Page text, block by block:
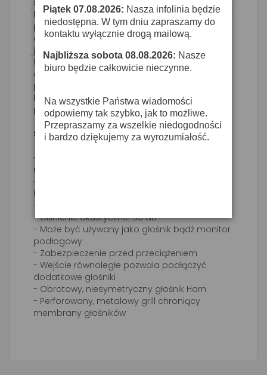
serii EUROLIVE. Posiadając zasób 800-Watt.
Może być wykorzystany jak głośnik, lub monitor
podłogowy. Głośnik Horn ma możliwość
obrotu, dzięki czemu możemy dostosować
jego parametry do trybu pracy
(pionowo/poziomo). Głośnik wytwarza
ciśnienie akustyczne do 95 dB i szerokie
pasmo przenoszenia dźwięku 50 Hz – 18 kHz. W
kolumnie wbudowane również zabezpieczenie
przeciw przepięciowe.
Specyfikacja:
- Wysokiej wydajności 800-Watt głośnik o 12’
membranie
- Szerokie pasmo przenoszenia (50 Hz – 18 kHz
(-10dB)
- Impedancja 8 Ohm
- Ciśnienie akustyczne: 95 dB
- Może być używany jako głośnik bądź monitor
podłogowy
- Zabezpieczenie przed przeciążeniem
- Wejście równoległe pozwala podłączyć
dodatkowe głośniki
- Obrotowy, niesymetryczny głośnik Horn
- Perforowany, metalowy grill chroniący
membrany głośników
· Piątek 07.08.2026: Nasza infolinia będzie
niedostępna. W tym dniu zapraszamy do
kontaktu wyłącznie drogą mailową.
· Najbliższa sobota 08.08.2026: Nasze
biuro będzie całkowicie nieczynne.
Na wszystkie Państwa wiadomości
odpowiemy tak szybko, jak to możliwe.
Przepraszamy za wszelkie niedogodności
i bardzo dziękujemy za wyrozumiałość.